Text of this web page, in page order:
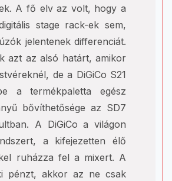
A fő elv az volt, hogy a
stage rack-ek sem,
jelentenek differenciát.
azt az alsó határt, amikor
de a DiGiCo S21
a termékpaletta egész
bővíthetősége az SD7
A DiGiCo a világon
a kifejezetten élő
ruházza fel a mixert. A
pénzt, akkor az ne csak